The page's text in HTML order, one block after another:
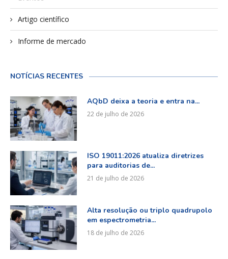
Artigo científico
Informe de mercado
NOTÍCIAS RECENTES
AQbD deixa a teoria e entra na...
22 de julho de 2026
ISO 19011:2026 atualiza diretrizes
para auditorias de...
21 de julho de 2026
Alta resolução ou triplo quadrupolo
em espectrometria...
18 de julho de 2026